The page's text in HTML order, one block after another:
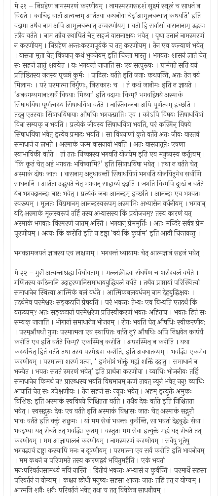
मे २१ – निग्रहेण नामस्मरणं करणीयम् । नामस्मरणसदृशं सूक्ष्मं स्थूलं च साधनं न
विद्यते । काचिद् वार्ता अत्यन्तम् आर्ततया कथनीया चेद्‘आमूलबन्धात् कथयति’ इति
वदामः तथैव नाम अपि आमूलबन्धात् उच्चरणीयम् । यतो हि सर्वासां वासनानाम् उद्भवः
तत्रैव वर्तते । नाम तत्रैव स्थापितं चेत् सहजं वासनाक्षयः भवेत् । वृथा उत्तानं नामस्मरणं
न करणीयम् । निग्रहेण अन्तःकरणपूर्वकं च तत् करणीयम् । तेन एव कल्याणं भवेत्
। वासना मृता चेत् विषयान् कथं भुञ्जेयम् इति चिन्ता मास्तु । भगवतः शासनं ज्ञातं चेत्
सः सहजं ज्ञातुं शक्येत । यः भगवन्तं जानाति सः एव सत्पुरुषः । ग्रामंगते सति वयं
प्रतिष्ठितस्य जनस्य पृच्छां कुर्मः । पाटिलः वर्तते इति जनाः कथयन्ति, अतः तेन वयं
मिलामः । परं परमात्मा निर्गुणः, निराकारः च । तं कथं जानीमः इति न ज्ञायते ।
‘अनवगम्यमाना:सर्वे विषयाः मिथ्या’ इति वदामः किम्? भगवद्विषये अस्माकं
सिषाधयिषा पूर्णत्वस्य सिषाधयिषा वर्तते । नास्तिकजनः अपि पूर्णत्वम् इच्छति ।
तदनु एतस्याः सिषाधयिषायाः औषधिः भगवत्प्राप्तिः एव । कोऽपि विषयः सिषाधयिषां
विना सम्यक् न भवति । प्रत्येकं जीवस्य सिषाधयिषा भवति, परं कस्मिन् विषये
सिषाधयिषा भवेत् इत्येव प्रमादः भवति । सा विषयाणां कृते वर्तते अतः जीवः वास्तवं
समाधानं न लभते । अस्माकं जन्म वासनायां भवति । अतः वासनातृप्तेः एषणा
स्वाभाविकी वर्तते । तां ततः निष्कास्य भगवति योजयेम इति एव मनुष्यस्य कर्तृत्वम् ।
‘किं कृतं चेत् अहं भगवतः भविष्यामि?’ इति सिषाधयिषा भवेत् । तथा न वर्तते चेत्
अस्माकं दोषः जातः । वासनाम् अनुधावन्तीं सिषाधयिषां भगवति योजयितुमेव सर्वाणि
साधनानि । आर्तता उद्भूयते चेत् भगवान् साहाय्यं ददाति । जगति किमपि दुःखं न वर्तते
येन भगवदानन्दः नष्ट: भवेत् । प्रत्येकं जनः आनन्दम् इच्छति । आनन्दः एव भगवतः
स्वरूपम् । मूलतः विद्यमानम् आनन्दस्वरूपम् अस्माभिः अभ्यासेन वर्धनीयम् । भगवान्
यदि अस्माकं मूलस्वरूपं तर्हि तस्य अभ्यासस्य किं प्रयोजनम्? तस्य कारणं यत्
अस्माकं भगवतः विस्मरणं जातम् अस्ति । भगवान् प्रेममूर्तिः । अतः मन्दिरे सर्वत्र प्रेम
पूरणीयम् । अन्यः किं करोति इति न दृष्ट्वा ‘वयं किं कुर्याम’ इति आदौ चिन्तयन्तु ।
भगवन्नामजपनं ज्ञानस्य एव लक्षणम् । भगवन्तं ध्यायामः चेत् आत्मज्ञानं सहजं भवेत् ।
मे २२ – गुरौ अत्यन्ताश्रद्धा विधीयताम् । मल्लक्रीडया संघर्षेण च शरीरबलं वर्धते ।
गणितस्य कठिनानि उदाहरणानिसमाधायबुद्धिबलं वर्धते । तथैव प्राप्तायां परिस्थित्यां
समाधानेन स्थित्वा आत्मिकं बलं वर्धते । आत्मिकबलवर्धनम् नाम देहबुद्धिक्षयः ।
तदर्थमेव परमेश्वरः सङ्कटानि प्रेषयति । परं भवन्तः तेभ्यः एव बिभ्यति एतदर्थं किं
वक्तव्यम्? अतः सङ्कटानां परमेश्वरेण प्रतिस्वीकरणं भवतः अहिताय । भवतः हितं सः
सम्यक् जानाति । भोगानां समाधानेन भोजनम् । रोगः भवति चेत् औषधिः स्वीकरणीय:
। परम्औषधौ गुणः परमात्मना एव स्थापितः वर्तते नु? औषधिः अपि निश्चयेन कापंर्यं
करोति एव इति वर्तते किम्? एकस्मिन् करोति । अपरस्मिन् न करोति । यथा
कस्यचित् हितं वर्तते तथा तस्य परमेश्वरः करोति, इति अवधातव्यम् । भवद्भिः एकमेव
करणीयम् । परमात्मा शरणं गत्वा, ‘ इमंभोगं भोक्तुं मह्यं शक्तिं ददातु । समाधानं न
भज्येत । भवतः सततं स्मरणं भवेत्’ इति प्रार्थना करणीया । व्याधिः भोजनीयः तर्हि
समाधानेन किमर्थं न? प्रारब्धस्य भवति विद्यमानम् ऋणं तावत् न्यूनं भवेत् ननु! व्याधिः
आयाति चेत् सः उपेक्षणीयः । तेन सहजं सः न्यूनः भवेत् । अहम् इत्युक्ते अमुकः
विशिष्ट: इति अस्माकं स्वविषये निश्चितता वर्तते । तथैव देवः वर्तते इति निश्चितता
भवेत् । स्वसद्गुरुः देवः एव वर्तते इति अस्माकं विश्वासः जातः चेत् अस्माकं सद्गुरौ
भावः वर्तते इति वक्तुं शक्नुमः । यां मम सेवां भवन्तः कुर्वन्ति, सा भवतां देहबुद्धेः सेवा ।
भवद्भ्यः यत् रोचते तत् भवद्भिः कृतम् । वस्तुतः मम सेवा इत्युक्ते मह्यं यत् रोचते तत्
करणीयम् । मम आज्ञापालनं करणीयम् । नामस्मरणं करणीयम् । सर्वेषु भूतेषु
भगवद्भावं दृष्ट्वा कस्यापि मनः न दूषणीयम् । परमात्मा एव सर्वं करोति इति भावनीयम्
। मम कथनं न परिणमते तस्य कारणद्वयं भवितुमर्हति । एकं भवतां
मनःपरिवर्तनसामर्थ्यं मयि नास्ति । द्वितीयं भवन्तः अभ्यासं न कुर्वन्ति । परमार्थे सहसा
परिवर्तनं न योग्यम् । कश्चन क्रोधी मनुष्यः सहसा शान्तः जातः तर्हि तत् न योग्यम् ।
आत्मनि शनैः शनैः परिवर्तनं भवेत् तथा च तत् विवेकेन साधनीयम् ।